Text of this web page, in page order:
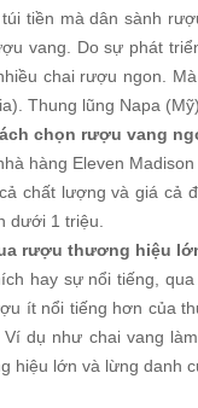
tiền mà dân sành
vang. Do sự phát
chai rượu ngon.
Thung lũng Napa
chọn rượu vang
hàng Eleven
chất lượng và giá cả
dưới 1 triệu.
rượu thương hiệu
hay sự nổi tiếng,
ít nổi tiếng hơn của
dụ như chai vang
lớn và lừng danh